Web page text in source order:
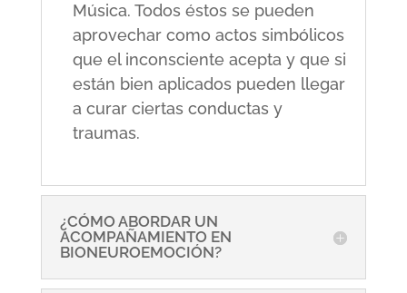
Música. Todos éstos se pueden
aprovechar como actos simbólicos
que el inconsciente acepta y que si
están bien aplicados pueden llegar
a curar ciertas conductas y
traumas.
¿CÓMO ABORDAR UN
ACOMPAÑAMIENTO EN
BIONEUROEMOCIÓN?